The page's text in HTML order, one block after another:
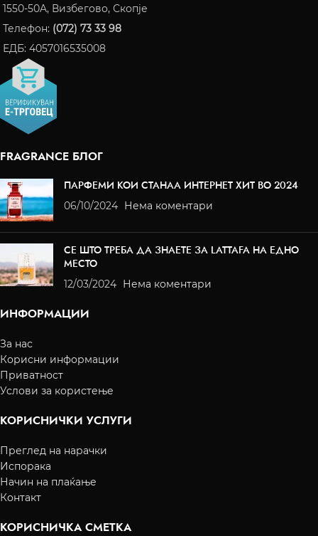
1550-50A, Визбегово, Скопје
Телефон: (072) 73 33 98
ЕДБ: 4057016535008
FRAGRANCE БЛОГ
ПАРФЕМИ КОИ СТАНАА ИНТЕРНЕТ ХИТ ВО 2024
06/10/2024 Нема коментари
СЕ ШТО ТРЕБА ДА ЗНАЕТЕ ЗА LATTAFA НА ЕДНО
МЕСТО
12/03/2024 Нема коментари
ИНФОРМАЦИИ
За нас
Корисни информации
Приватност
Услови за користење
КОРИСНИЧКИ УСЛУГИ
Преглед на нарачки
Испорака
Начин на плаќање
Контакт
КОРИСНИЧКА СМЕТКА